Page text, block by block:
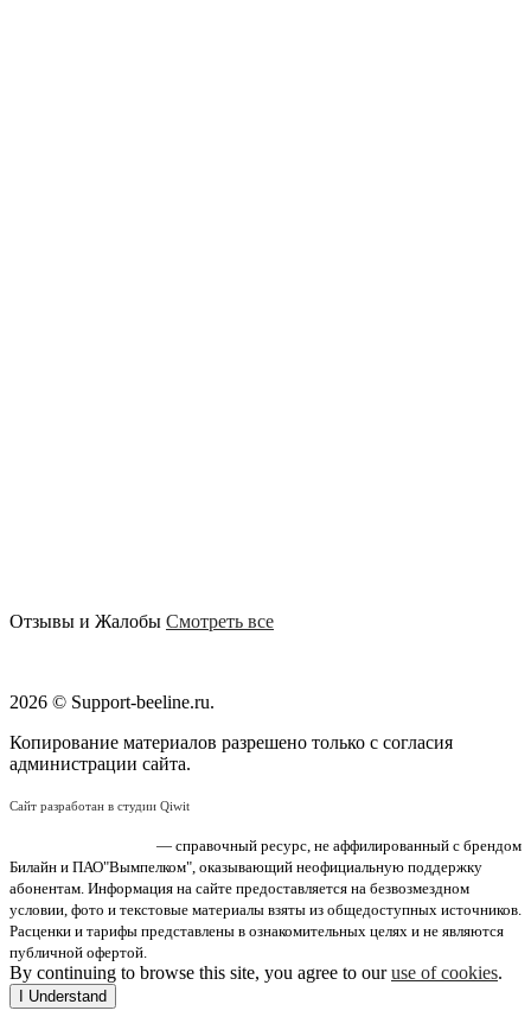
Отзывы и Жалобы Смотреть все
2026 © Support-beeline.ru.
Копирование материалов разрешено только с согласия
администрации сайта.
Сайт разработан в студии Qiwit
— справочный ресурс, не аффилированный с брендом
Билайн и ПАО"Вымпелком", оказывающий неофициальную поддержку
абонентам. Информация на сайте предоставляется на безвозмездном
условии, фото и текстовые материалы взяты из общедоступных источников.
Расценки и тарифы представлены в ознакомительных целях и не являются
публичной офертой.
By continuing to browse this site, you agree to ouruse of cookies.
I Understand